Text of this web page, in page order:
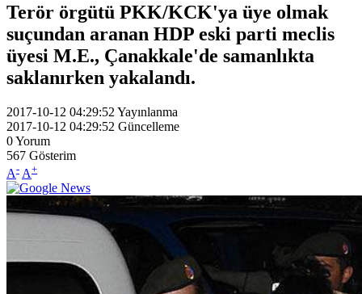
Terör örgütü PKK/KCK'ya üye olmak
suçundan aranan HDP eski parti meclis
üyesi M.E., Çanakkale'de samanlıkta
saklanırken yakalandı.
2017-10-12 04:29:52 Yayınlanma
2017-10-12 04:29:52 Güncelleme
0Yorum
567 Gösterim
A- A+